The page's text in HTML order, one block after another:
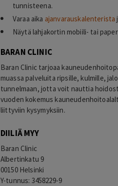
tunnisteena.
Varaa aika ajanvarauskalenterista
Näytä lahjakortin mobiili- tai
BARAN CLINIC
Baran Clinic tarjoaa
muassa palveluita ripsille, kulmille,
tunnelmaan, jotta voit nauttia
vuoden kokemus
liittyviin kysymyksiin.
DIILIÄ MYY
Baran Clinic
Albertinkatu 9
00150 Helsinki
Y-tunnus: 3458229-9